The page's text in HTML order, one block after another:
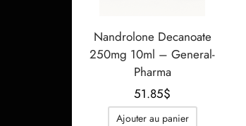
Nandrolone Decanoate
250mg 10ml – General-
Pharma
51.85$
Ajouter au panier